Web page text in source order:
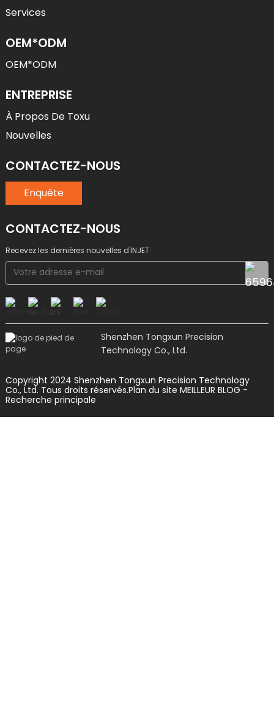
Services
OEM*ODM
OEM*ODM
ENTREPRISE
À Propos De Toxu
Nouvelles
CONTACTEZ-NOUS
Enquête
CONTACTEZ-NOUS
Recevez les dernières nouvelles d'INJET
Shenzhen Tongxun Precision
Technology Co., Ltd.
Copyright 2024 Shenzhen Tongxun Precision Technology
Co., Ltd. Tous droits réservés.Plan du site MEILLEUR BLOG -
Recherche principale